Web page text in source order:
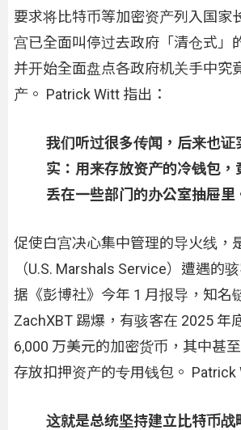
要求将比特币等加密资产列入国家
宫已全面叫停过去政府「清仓式」
并开始全面盘点各政府机关手中究
产。 Patrick Witt 指出：
我们听过很多传闻，后来也证
实：用来存放资产的冷钱包，
丢在一些部门的办公室抽屉里
促使白宫决心集中管理的导火线，
（U.S. Marshals Service）遭遇的
据《彭博社》今年 1 月报导，知名
ZachXBT 踢爆，有骇客在 2025 年
6,000 万美元的加密货币，其中甚
存放扣押资产的专用钱包。 Patrick
这就是总统坚持建立比特币战